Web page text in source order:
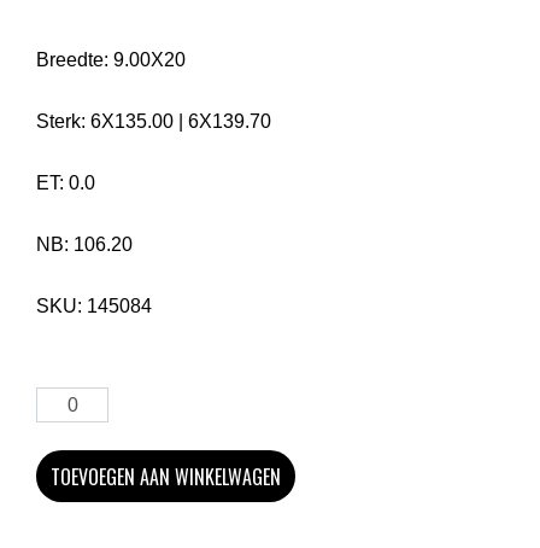
Breedte: 9.00X20
Sterk: 6X135.00 6X139.70
ET: 0.0
NB: 106.20
SKU: 145084
TOEVOEGEN AAN WINKELWAGEN